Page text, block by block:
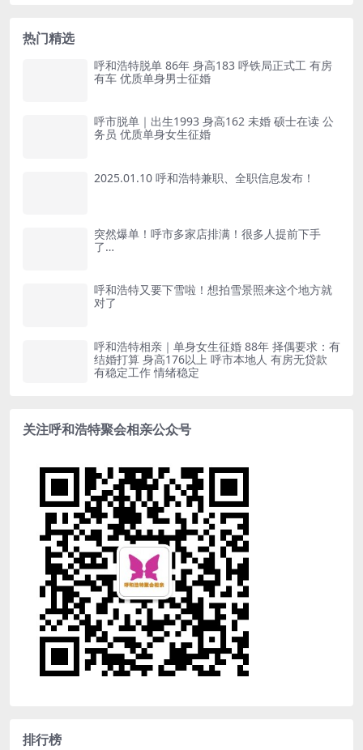
热门精选
呼和浩特脱单 86年 身高183 呼铁局正式工 有房
有车 优质单身男士征婚
呼市脱单｜出生1993 身高162 未婚 硕士在读 公
务员 优质单身女生征婚
2025.01.10 呼和浩特兼职、全职信息发布！
突然爆单！呼市多家店排满！很多人提前下手
了…
呼和浩特又要下雪啦！想拍雪景照来这个地方就
对了
呼和浩特相亲｜单身女生征婚 88年 择偶要求：有
结婚打算 身高176以上 呼市本地人 有房无贷款
有稳定工作 情绪稳定
关注呼和浩特聚会相亲公众号
排行榜